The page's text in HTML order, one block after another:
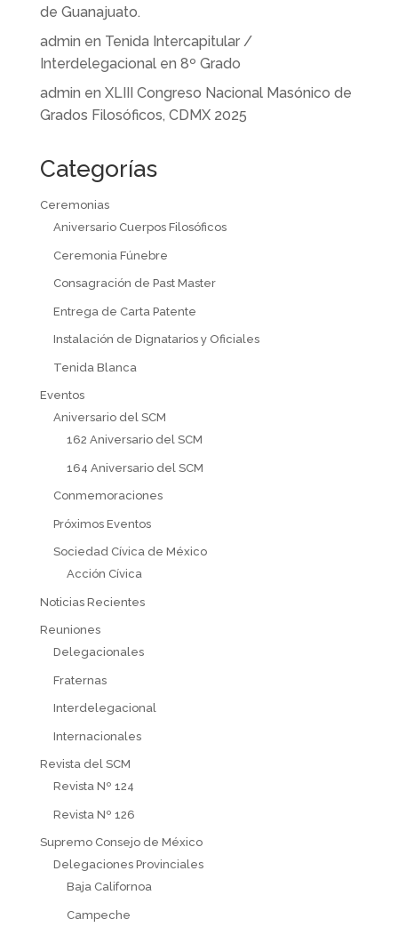
de Guanajuato.
admin en Tenida Intercapitular /
Interdelegacional en 8º Grado
admin en XLIII Congreso Nacional Masónico de
Grados Filosóficos, CDMX 2025
Categorías
Ceremonias
Aniversario Cuerpos Filosóficos
Ceremonia Fúnebre
Consagración de Past Master
Entrega de Carta Patente
Instalación de Dignatarios y Oficiales
Tenida Blanca
Eventos
Aniversario del SCM
162 Aniversario del SCM
164 Aniversario del SCM
Conmemoraciones
Próximos Eventos
Sociedad Cívica de México
Acción Cívica
Noticias Recientes
Reuniones
Delegacionales
Fraternas
Interdelegacional
Internacionales
Revista del SCM
Revista Nº 124
Revista Nº 126
Supremo Consejo de México
Delegaciones Provinciales
Baja Californoa
Campeche